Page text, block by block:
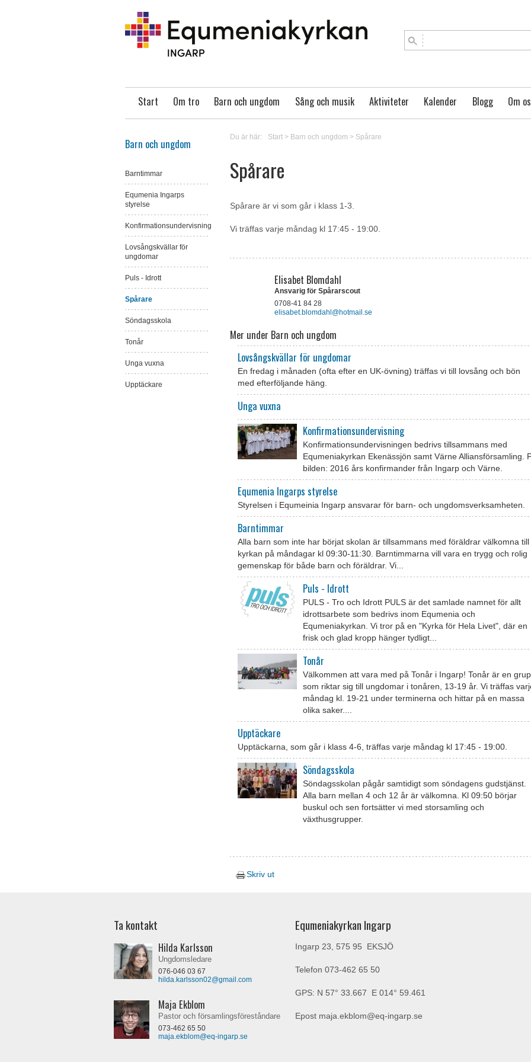
Start Om tro Barn och ungdom Sång och musik Aktiviteter Kalender Blogg Om
Barn och ungdom
Barntimmar
Equmenia Ingarps
styrelse
Konfirmationsundervisning
Lovsångskvällar för
ungdomar
Puls - Idrott
Spårare
Söndagsskola
Tonår
Unga vuxna
Upptäckare
Du är här: Start> Barn och ungdom > Spårare
Spårare
Spårare är vi som går i klass 1-3.
Vi träffas varje måndag kl 17:45 - 19:00.
Elisabet Blomdahl
Ansvarig för Spårarscout
0708-41 84 28
elisabet.blomdahl@hotmail.se
Mer under Barn och ungdom
Lovsångskvällar för ungdomar
En fredag i månaden (ofta efter en UK-övning) träffas vi till lovsång och bön
med efterföljande häng.
Unga vuxna
Konfirmationsundervisning
Konfirmationsundervisningen bedrivs tillsammans med
Equmeniakyrkan Ekenässjön samt Värne Alliansförsamling.
bilden: 2016 års konfirmander från Ingarp och Värne.
Equmenia Ingarps styrelse
Styrelsen i Equmeinia Ingarp ansvarar för barn- och ungdomsverksamheten.
Barntimmar
Alla barn som inte har börjat skolan är tillsammans med föräldrar välkomna till
kyrkan på måndagar kl 09:30-11:30. Barntimmarna vill vara en trygg och rolig
gemenskap för både barn och föräldrar. Vi...
Puls - Idrott
PULS - Tro och Idrott PULS är det samlade namnet för allt
idrottsarbete som bedrivs inom Equmenia och
Equmeniakyrkan. Vi tror på en "Kyrka för Hela Livet", där en
frisk och glad kropp hänger tydligt...
Tonår
Välkommen att vara med på Tonår i Ingarp! Tonår är en
som riktar sig till ungdomar i tonåren, 13-19 år. Vi träffas
måndag kl. 19-21 under terminerna och hittar på en massa
olika saker....
Upptäckare
Upptäckarna, som går i klass 4-6, träffas varje måndag kl 17:45 - 19:00.
Söndagsskola
Söndagsskolan pågår samtidigt som söndagens gudstjänst.
Alla barn mellan 4 och 12 år är välkomna. Kl 09:50 börjar
buskul och sen fortsätter vi med storsamling och
växthusgrupper.
Skriv ut
Ta kontakt
Hilda Karlsson
Ungdomsledare
076-046 03 67
hilda.karlsson02@gmail.com
Maja Ekblom
Pastor och församlingsföreståndare
073-462 65 50
maja.ekblom@eq-ingarp.se
Equmeniakyrkan Ingarp
Ingarp 23, 575 95 EKSJÖ
Telefon073-462 65 50
GPS: N 57° 33.667 E 014° 59.461
Epost maja.ekblom@eq-ingarp.se